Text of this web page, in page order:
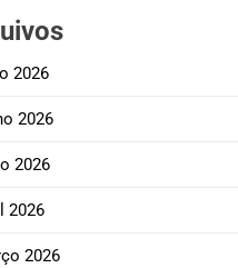
2026
2026
2026
2026
2026